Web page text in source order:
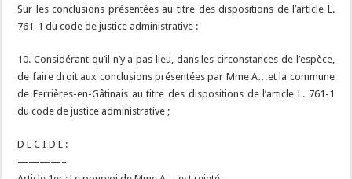
Sur les conclusions présentées au titre des dispositions de l’article L.
761-1 du code de justice administrative :
10. Considérant qu’il n’y a pas lieu, dans les circonstances de l’espèce,
de faire droit aux conclusions présentées par Mme A…et la commune
de Ferrières-en-Gâtinais au titre des dispositions de l’article L. 761-1
du code de justice administrative ;
D E C I D E :
————–